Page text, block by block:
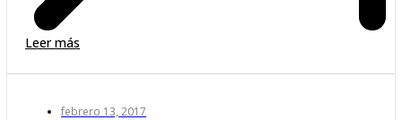
Leer más
febrero 13, 2017